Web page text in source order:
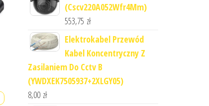
(Cscv220A052Wfr4Mm)
553,75 zł
Elektrokabel Przewód
Kabel Koncentryczny Z
Zasilaniem Do Cctv B
(YWDXEK7505937+2XLGY05)
8,00 zł